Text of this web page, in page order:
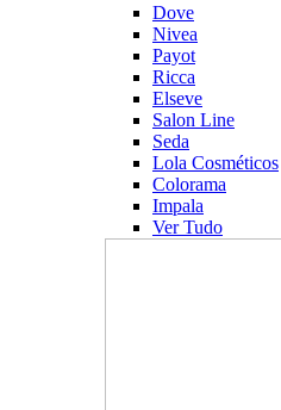
Dove
Nivea
Payot
Ricca
Elseve
Salon Line
Seda
Lola Cosméticos
Colorama
Impala
Ver Tudo